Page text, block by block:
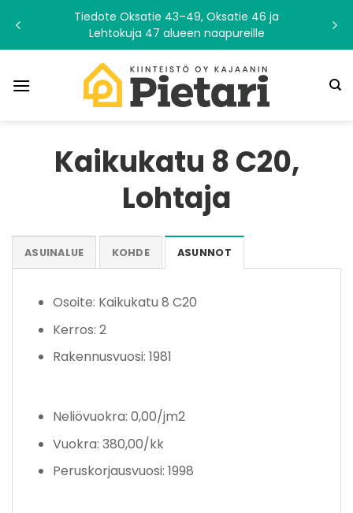
content
Tiedote Oksatie 43–49, Oksatie 46 ja
Lehtokuja 47 alueen naapureille
Kaikukatu 8 C20,
Lohtaja
ASUINALUE KOHDE ASUNNOT
Osoite: Kaikukatu 8 C20
Kerros: 2
Rakennusvuosi: 1981
Neliövuokra: 0,00/jm2
Vuokra: 380,00/kk
Peruskorjausvuosi: 1998